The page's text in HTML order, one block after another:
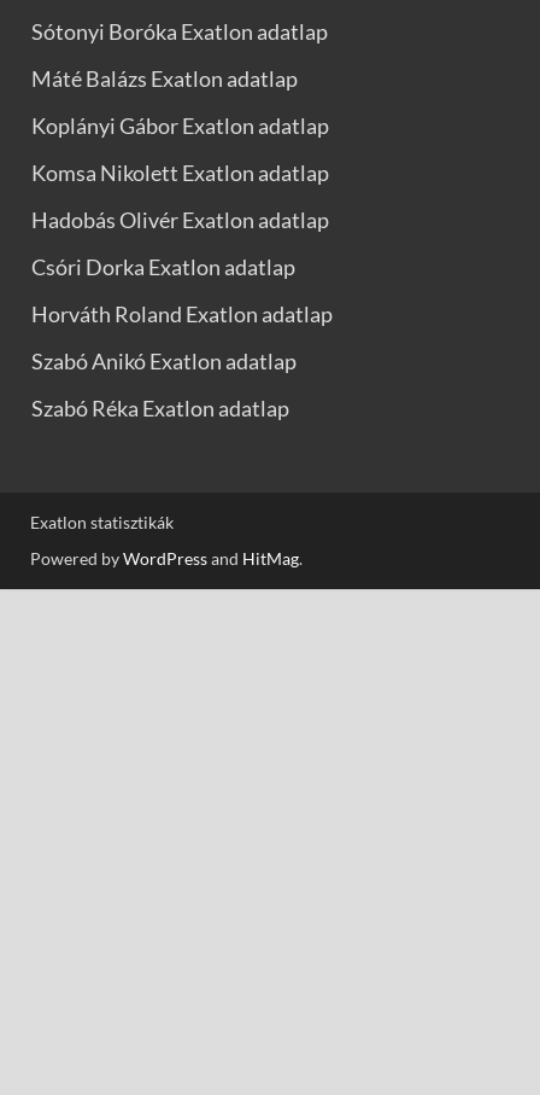
Sótonyi Boróka Exatlon adatlap
Máté Balázs Exatlon adatlap
Koplányi Gábor Exatlon adatlap
Komsa Nikolett Exatlon adatlap
Hadobás Olivér Exatlon adatlap
Csóri Dorka Exatlon adatlap
Horváth Roland Exatlon adatlap
Szabó Anikó Exatlon adatlap
Szabó Réka Exatlon adatlap
Exatlon statisztikák
Powered byWordPressand HitMag.